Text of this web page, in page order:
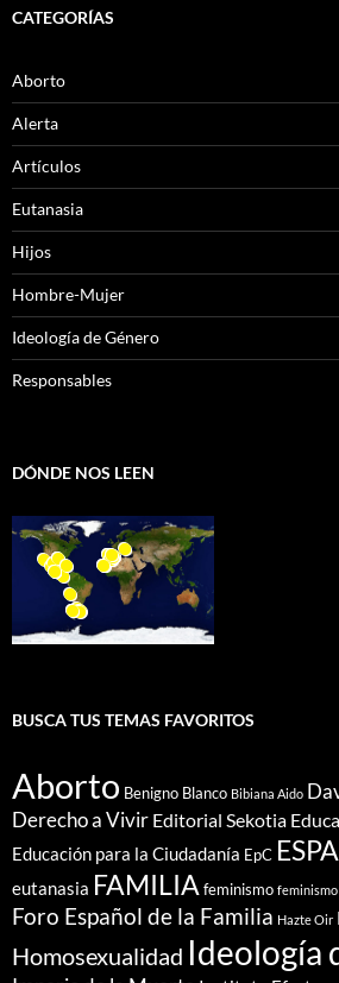
CATEGORÍAS
Aborto
Alerta
Artículos
Eutanasia
Hijos
Hombre-Mujer
Ideología de Género
Responsables
DÓNDE NOS LEEN
BUSCA TUS TEMAS FAVORITOS
Aborto Benigno Blanco Bibiana Aido
Derecho a Vivir Editorial Sekotia
Educación para la Ciudadanía EpC
eutanasia FAMILIA feminismo
Foro Español de la Familia Hazte Oir
Homosexualidad Ideología